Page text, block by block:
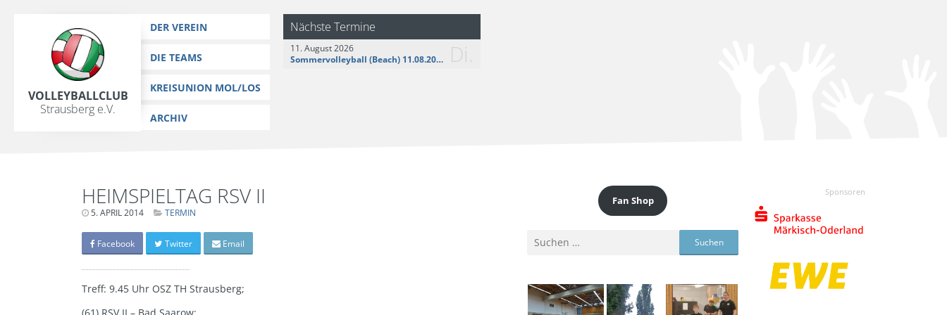
springen
Volleyballclub
Strausberg e.V.
DER VEREIN
DIE TEAMS
KREISUNION MOL/LOS
ARCHIV
Nächste Termine
Di.
11. August 2026
Sommervolleyball (Beach) 11.08.2026
HEIMSPIELTAG RSV II
5. APRIL 2014 LETZTE
15.
MÄRZ
2024
06:40
TERMIN
Facebook Twitter Email
Treff: 9.45 Uhr OSZ TH Strausberg;
(61) RSV II – Bad Saarow;
Fan Shop
Suchen
nach:
Sponsoren